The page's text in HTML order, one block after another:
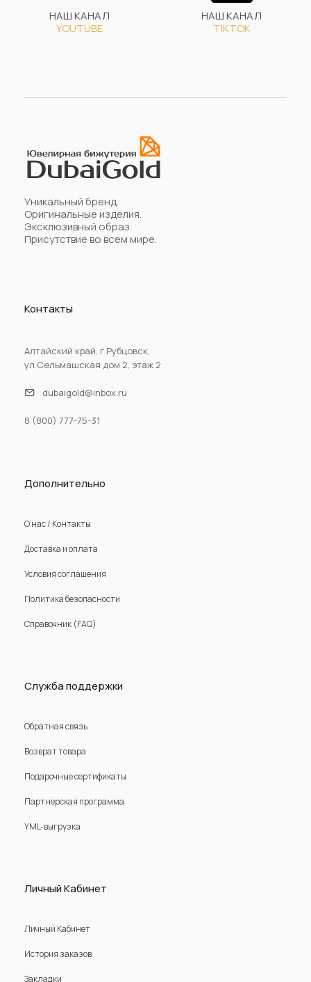
НАШ КАНАЛ
YOUTUBE
НАШ КАНАЛ
TIKTOK
Уникальный бренд.
Оригинальные изделия.
Эксклюзивный образ.
Присутствие во всем мире.
Контакты
Алтайский край, г.Рубцовск,
ул.Сельмашская дом 2, этаж 2
dubaigold@inbox.ru
8 (800) 777-75-31
Дополнительно
О нас / Контакты
Доставка и оплата
Условия соглашения
Политика безопасности
Справочник (FAQ)
Служба поддержки
Обратная связь
Возврат товара
Подарочные сертификаты
Партнерская программа
YML-выгрузка
Личный Кабинет
Личный Кабинет
История заказов
Закладки